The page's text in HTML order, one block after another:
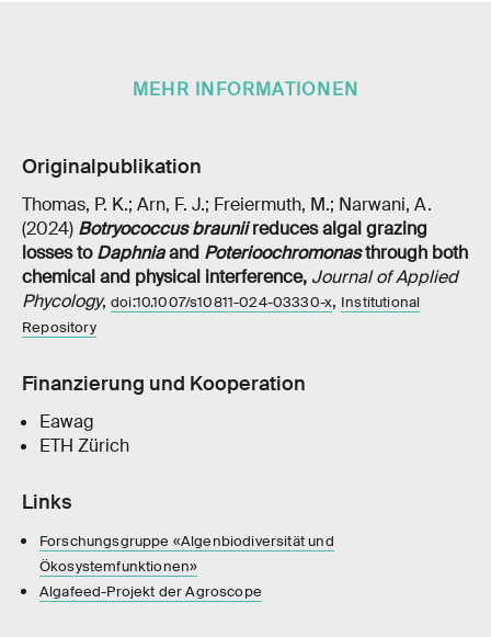
MEHR INFORMATIONEN
Originalpublikation
Thomas, P. K.; Arn, F. J.; Freiermuth, M.; Narwani, A.
(2024) Botryococcus brauniireduces algal grazing
losses toDaphniaand Poterioochromonasthrough both
chemical and physical interference, Journal of Applied
Phycology, doi:10.1007/s10811-024-03330-x, Institutional
Repository
Finanzierung und Kooperation
Eawag
ETH Zürich
Links
Forschungsgruppe «Algenbiodiversität und
Ökosystemfunktionen»
Algafeed-Projekt der Agroscope